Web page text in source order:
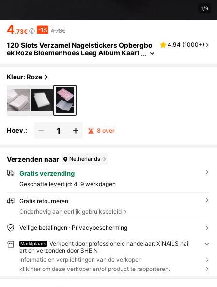
1/9
4.73€ -1% 4.78€
120 Slots Verzamel Nagelstickers Opbergbo
ek Roze Bloemenhoes Leeg Album Kaart
elkunstgereedschap, Terug naar school, Nag
els, Nagelgereedschap voor zelfklevende na
gels
4.94 (1000+)
Kleur: Roze
Hoev.: 8 over
Verzenden naar Netherlands
Gratis verzending
Geschatte levertijd: 4-9 werkdagen
Gratis retourneren
Onderhevig aan eerlijk gebruiksbeleid
Veilige betalingen · Privacybescherming
Marktplaats
Verkocht door professionele handelaar: XINAILS nail
art en verzonden door SHEIN
Informatie en verplichtingen van de verkoper
klik hier om deze verkoper en/of product te rapporteren.